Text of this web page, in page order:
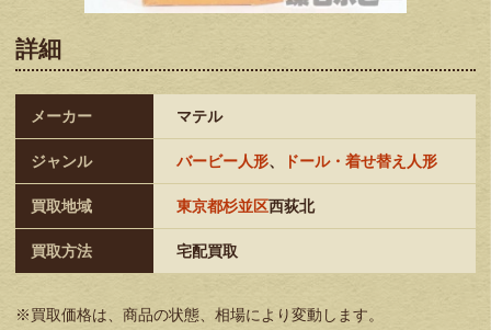
詳細
メーカー マテル
ジャンル バービー人形、 ドール・着せ替え人形
買取地域 東京都杉並区西荻北
買取方法 宅配買取
※買取価格は、商品の状態、相場により変動します。